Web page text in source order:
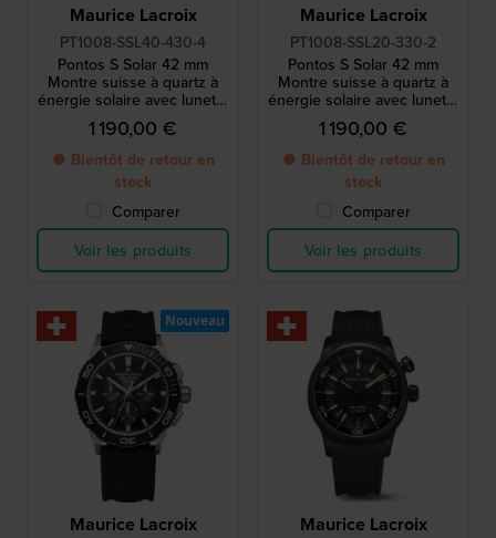
Maurice Lacroix
PT1008-SSL40-430-4
Pontos S Solar 42 mm
Montre suisse à quartz à
énergie solaire avec lunette
en aluminium
1 190,00 €
● Bientôt de retour en
stock
Comparer
Voir les produits
Maurice Lacroix
PT1008-SSL20-330-2
Pontos S Solar 42 mm
Montre suisse à quartz à
énergie solaire avec lunette
en aluminium
1 190,00 €
● Bientôt de retour en
stock
Comparer
Voir les produits
Maurice Lacroix
Nouveau
Maurice Lacroix